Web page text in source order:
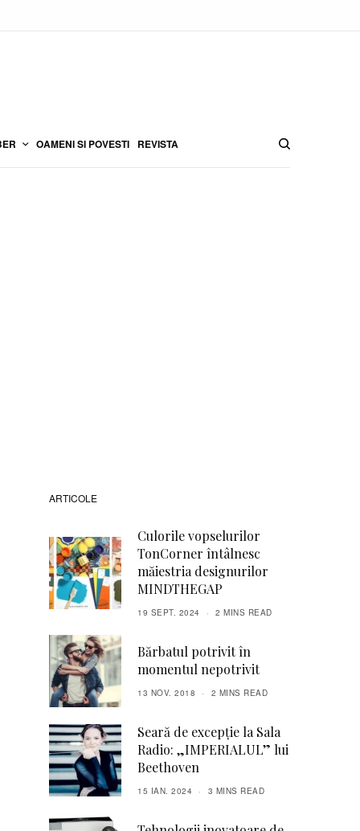
OAMENI SI POVESTI REVISTA
ARTICOLE
Culorile vopselurilor
TonCorner întâlnesc
măiestria designurilor
MINDTHEGAP
19 SEPT. 2024 2 MINS READ
Bărbatul potrivit în
momentul nepotrivit
13 NOV. 2018 2 MINS READ
Seară de excepție la Sala
Radio: „IMPERIALUL” lui
Beethoven
15 IAN. 2024 3 MINS READ